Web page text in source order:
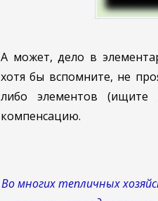
А может, дело в
хотя бы вспомните, не
либо элементов (ищите
компенсацию.
Во многих тепличных